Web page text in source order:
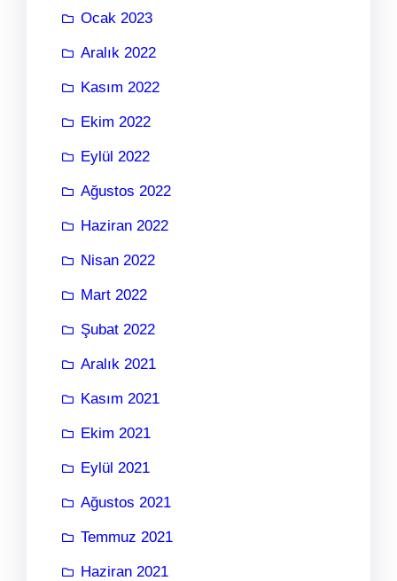
Ocak 2023
Aralık 2022
Kasım 2022
Ekim 2022
Eylül 2022
Ağustos 2022
Haziran 2022
Nisan 2022
Mart 2022
Şubat 2022
Aralık 2021
Kasım 2021
Ekim 2021
Eylül 2021
Ağustos 2021
Temmuz 2021
Haziran 2021